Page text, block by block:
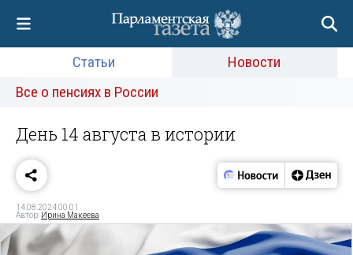
Статьи
Новости
Все о пенсиях в России
День 14 августа в истории
14.08.2024 00:01
Автор: Ирина Макеева